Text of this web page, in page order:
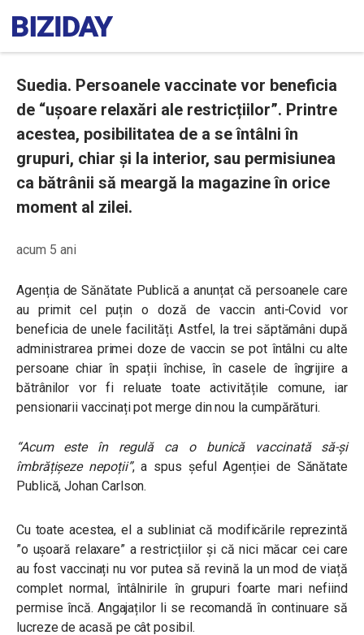
Suedia. Persoanele vaccinate vor beneficia
de “ușoare relaxări ale restricțiilor”. Printre
acestea, posibilitatea de a se întâlni în
grupuri, chiar și la interior, sau permisiunea
ca bătrânii să meargă la magazine în orice
moment al zilei.
acum 5 ani
Agenția de Sănătate Publică a anunțat că persoanele care
au primit cel puțin o doză de vaccin anti-Covid vor
beneficia de unele facilități. Astfel, la trei săptămâni după
administrarea primei doze de vaccin se pot întâlni cu alte
persoane chiar în spații închise, în casele de îngrijire a
bătrânilor vor fi reluate toate activitățile comune, iar
pensionarii vaccinați pot merge din nou la cumpărături.
“Acum este în regulă ca o bunică vaccinată să-și
îmbrățișeze nepoții”, a spus șeful Agenției de Sănătate
Publică, Johan Carlson.
Cu toate acestea, el a subliniat că modificările reprezintă
”o ușoară relaxare” a restricțiilor și că nici măcar cei care
au fost vaccinați nu vor putea să revină la un mod de viață
complet normal, întâlnirile în grupuri foarte mari nefiind
permise încă. Angajaților li se recomandă în continuare să
lucreze de acasă pe cât posibil.